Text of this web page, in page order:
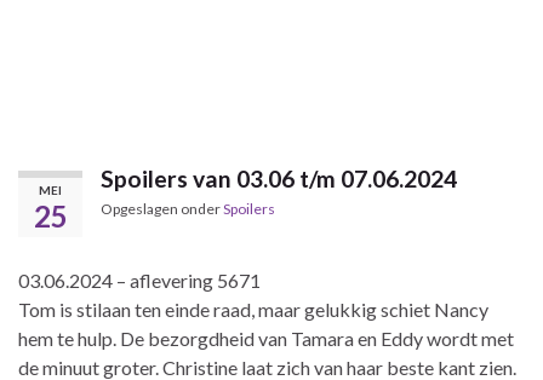
MEI
25
Spoilers van 03.06 t/m 07.06.2024
Opgeslagen onderSpoilers
03.06.2024 – aflevering 5671
Tom is stilaan ten einde raad, maar gelukkig schiet Nancy
hem te hulp. De bezorgdheid van Tamara en Eddy wordt met
de minuut groter. Christine laat zich van haar beste kant zien.